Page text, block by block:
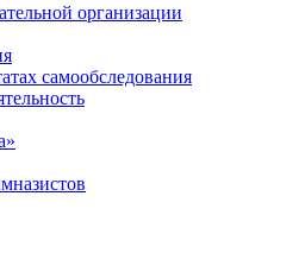
организации
самообследования